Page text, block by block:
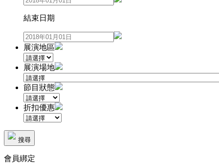
結束日期
展演地區
展演場地
節目狀態
折扣優惠
搜尋
會員綁定